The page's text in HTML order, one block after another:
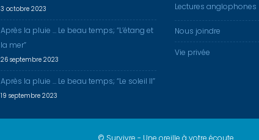
3 octobre 2023
Après la pluie … Le beau temps; “L’étang et
la mer”
26 septembre 2023
Après la pluie … Le beau temps; “Le soleil II”
19 septembre 2023
Lectures anglophones
Nous joindre
Vie privée
© Survivre - Une oreille à votre écoute